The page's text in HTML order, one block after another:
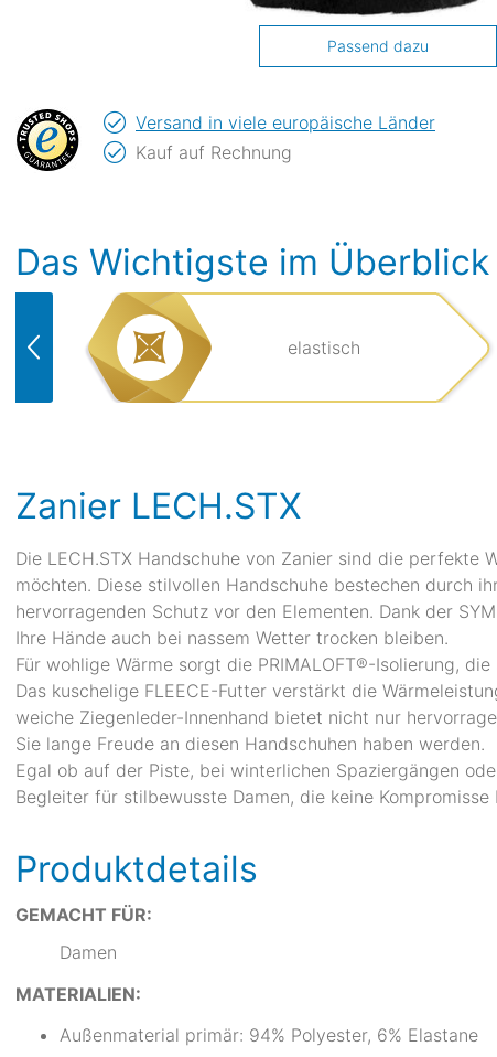
Passend dazu
Versand in viele europäische Länder
Kauf auf Rechnung
Das Wichtigste im Überblick
elastisch
Zanier LECH.STX
Die LECH.STX Handschuhe von Zanier sind die perfekte
möchten. Diese stilvollen Handschuhe bestechen durch
hervorragenden Schutz vor den Elementen. Dank der
Ihre Hände auch bei nassem Wetter trocken bleiben.
Für wohlige Wärme sorgt die PRIMALOFT®-Isolierung,
Das kuschelige FLEECE-Futter verstärkt die
weiche Ziegenleder-Innenhand bietet nicht nur
Sie lange Freude an diesen Handschuhen haben werden.
Egal ob auf der Piste, bei winterlichen Spaziergängen
Begleiter für stilbewusste Damen, die keine
Produktdetails
GEMACHT FÜR:
Damen
MATERIALIEN:
Außenmaterial primär: 94% Polyester, 6% Elastane